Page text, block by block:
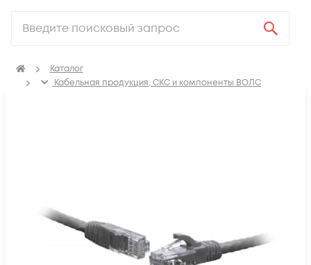
Каталог
Кабельная продукция, СКС и компоненты ВОЛС